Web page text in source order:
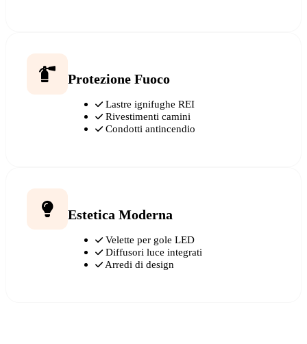
Protezione Fuoco
Lastre ignifughe REI
Rivestimenti camini
Condotti antincendio
Estetica Moderna
Velette per gole LED
Diffusori luce integrati
Arredi di design